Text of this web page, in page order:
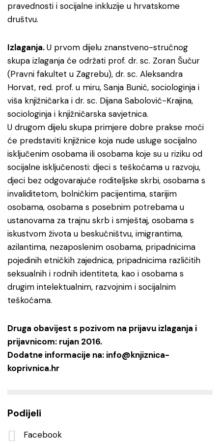
pravednosti i socijalne inkluzije u hrvatskome
društvu.
Izlaganja.U prvom dijelu znanstveno-stručnog
skupa izlaganja će održati prof. dr. sc. Zoran Šućur
(Pravni fakultet u Zagrebu), dr. sc. Aleksandra
Horvat, red. prof. u miru, Sanja Bunić, sociologinja i
viša knjižničarka i dr. sc. Dijana Sabolović-Krajina,
sociologinja i knjižničarska savjetnica.
U drugom dijelu skupa primjere dobre prakse moći
će predstaviti knjižnice koja nude usluge socijalno
isključenim osobama ili osobama koje su u riziku od
socijalne isključenosti: djeci s teškoćama u razvoju,
djeci bez odgovarajuće roditeljske skrbi, osobama s
invaliditetom, bolničkim pacijentima, starijim
osobama, osobama s posebnim potrebama u
ustanovama za trajnu skrb i smještaj, osobama s
iskustvom života u beskućništvu, imigrantima,
azilantima, nezaposlenim osobama, pripadnicima
pojedinih etničkih zajednica, pripadnicima različitih
seksualnih i rodnih identiteta, kao i osobama s
drugim intelektualnim, razvojnim i socijalnim
teškoćama.
Druga obavijest s pozivom na prijavu izlaganja i
prijavnicom: rujan 2016.
Dodatne informacije na: info@knjiznica-
koprivnica.hr
Podijeli
Facebook